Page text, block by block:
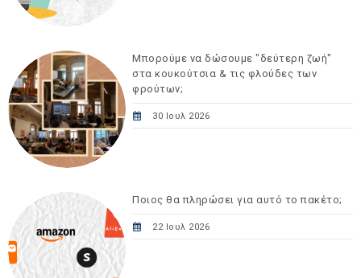
Μπορούμε να δώσουμε "δεύτερη ζωή"
στα κουκούτσια & τις φλούδες των
φρούτων;
30 Ιουλ 2026
Ποιος θα πληρώσει για αυτό το πακέτο;
22 Ιουλ 2026